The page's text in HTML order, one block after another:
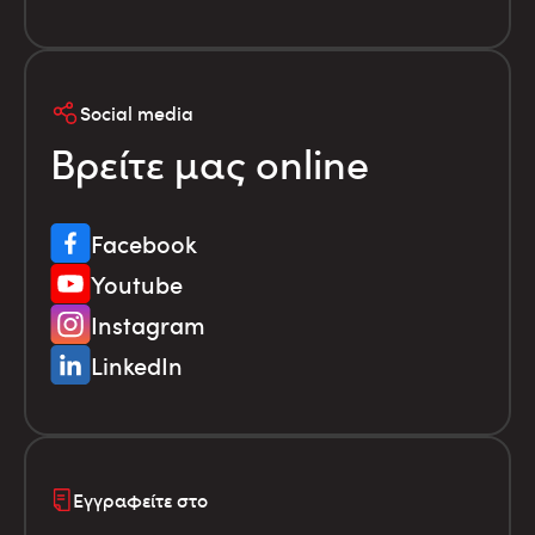
Social media
Βρείτε μας online
Facebook
Youtube
Instagram
LinkedIn
Εγγραφείτε στο